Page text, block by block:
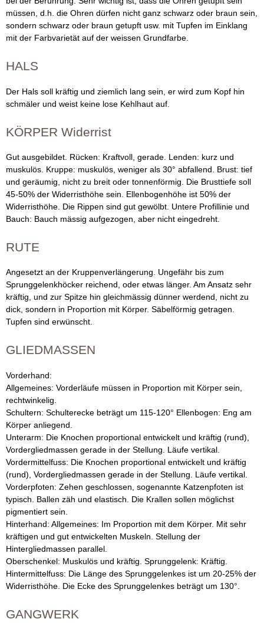
müssen, d.h. die Ohren dürfen nicht ganz schwarz oder braun sein,
sondern schwarz oder braun getupft usw. mit Tupfen im Einklang
mit der Farbvarietät auf der weissen Grundfarbe.
HALS
Der Hals soll kräftig und ziemlich lang sein, er wird zum Kopf hin
schmäler und weist keine lose Kehlhaut auf.
KÖRPER Widerrist
Gut ausgebildet. Rücken: Kraftvoll, gerade. Lenden: kurz und
muskulös. Kruppe: muskulös, weniger als 30° abfallend. Brust: tief
und geräumig, nicht zu breit oder tonnenförmig. Die Brusttiefe soll
45-50% der Widerristhöhe sein. Ellenbogenhöhe ist 50% der
Widerristhöhe. Die Rippen sind gut gewölbt. Untere Profillinie und
Bauch: Bauch mässig aufgezogen, aber nicht eingedreht.
RUTE
Angesetzt an der Kruppenverlängerung. Ungefähr bis zum
Sprunggelenkhöcker reichend, oder etwas länger. Am Ansatz sehr
kräftig, und zur Spitze hin gleichmässig dünner werdend, nicht zu
dick, sondern in Proportion mit Körper. Säbelförmig getragen.
Tupfen sind erwünscht.
GLIEDMASSEN
Vorderhand:
Allgemeines: Vorderläufe müssen in Proportion mit Körper sein,
rechtwinkelig.
Schultern: Schulterecke beträgt um 115-120° Ellenbogen: Eng am
Körper anliegend.
Unterarm: Die Knochen proportional entwickelt und kräftig (rund),
Vordergliedmassen gerade in der Stellung. Läufe vertikal.
Vordermittelfuss: Die Knochen proportional entwickelt und kräftig
(rund), Vordergliedmassen gerade in der Stellung. Läufe vertikal.
Vorderpfoten: Zehen geschlossen, sogenannte Katzenpfoten ist
typisch. Ballen zäh und elastisch. Die Krallen sollen möglichst
pigmentiert sein.
Hinterhand: Allgemeines: Im Proportion mit dem Körper. Mit sehr
kräftigen und gut entwickelten Muskeln. Stellung der
Hintergliedmassen parallel.
Oberschenkel: Muskulös und kräftig. Sprunggelenk: Kräftig.
Hintermittelfuss: Die Länge des Sprunggelenkes ist um 20-25% der
Widerristhöhe. Die Ecke des Sprunggelenkes beträgt um 130°.
GANGWERK